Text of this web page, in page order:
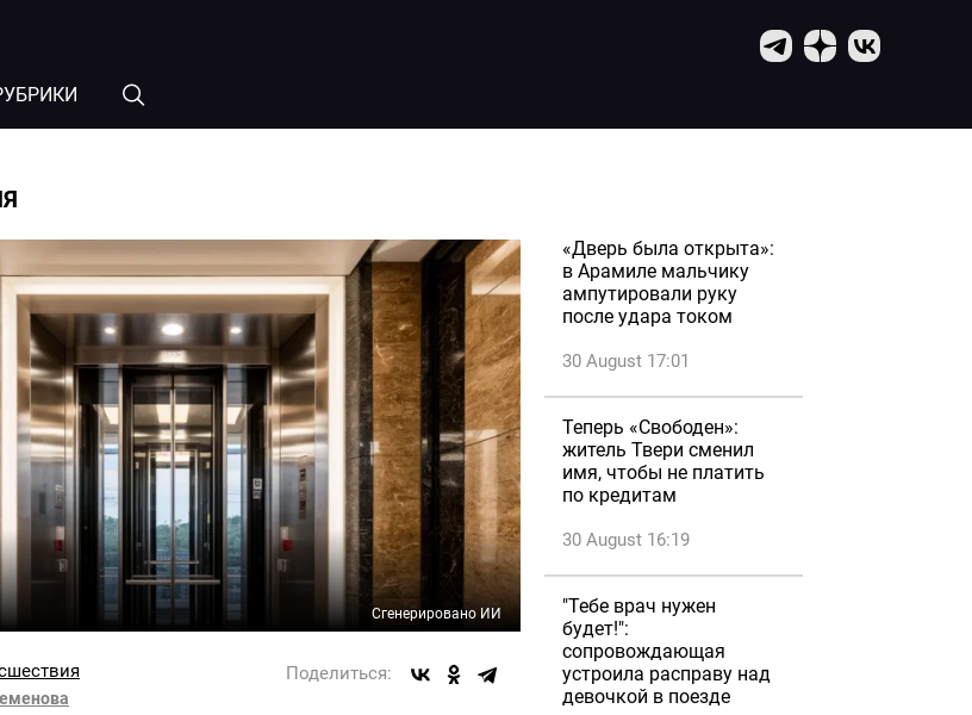
Сгенерировано ИИ
Поделиться:
«Дверь была открыта»:
в Арамиле мальчику
ампутировали руку
после удара током
30 August 17:01
Теперь «Свободен»:
житель Твери сменил
имя, чтобы не платить
по кредитам
30 August 16:19
"Тебе врач нужен
будет!":
сопровождающая
устроила расправу над
девочкой в поезде